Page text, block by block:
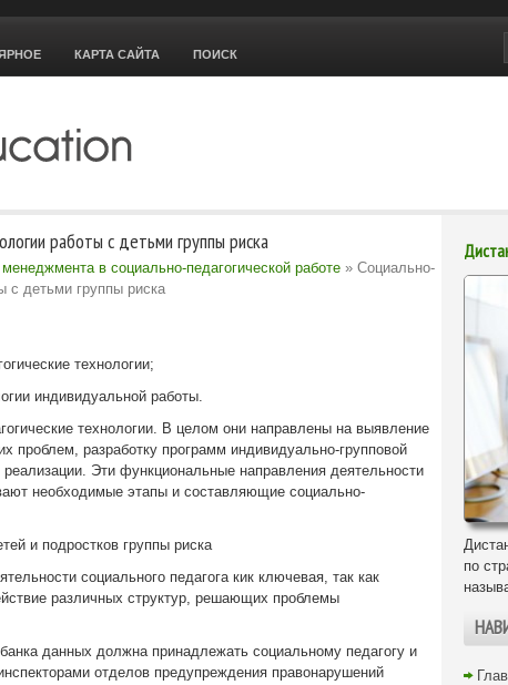
КАРТА САЙТА ПОИСК
работы с детьми группы риска
в социально-педагогической работе » Социально-
с детьми группы риска
технологии;
индивидуальной работы.
технологии. В целом они направлены на выявление
проблем, разработку программ индивидуально-групповой
Эти функциональные направления деятельности
необходимые этапы и составляющие социально-
и подростков группы риска
социального педагога кик ключевая, так как
различных структур, решающих проблемы
данных должна принадлежать социальному педагогу и
отделов предупреждения правонарушений
по